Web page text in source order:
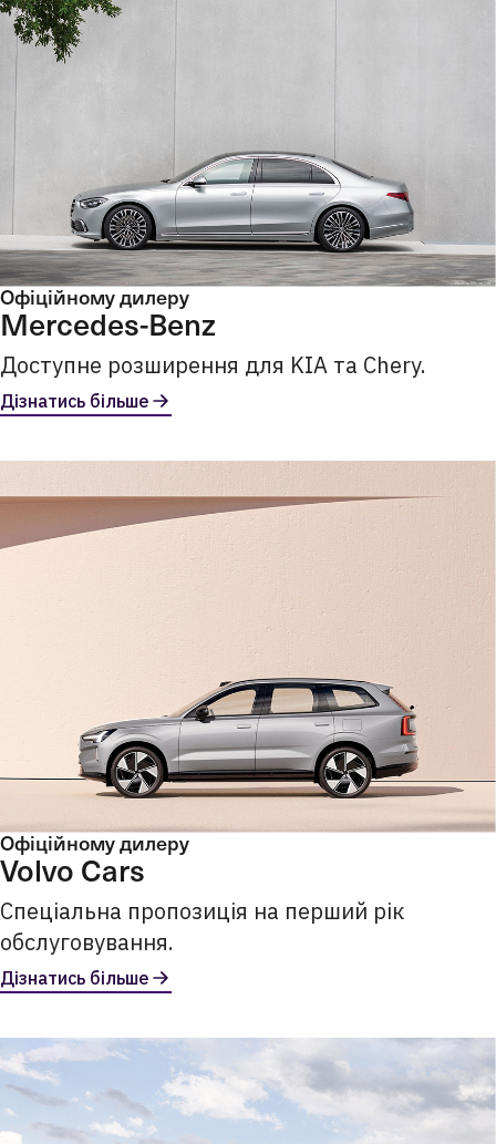
Офіційному дилеру
Mercedes-Benz
Доступне розширення для KIA та Chery.
Дізнатись більше
Офіційному дилеру
Volvo Cars
Спеціальна пропозиція на перший рік
обслуговування.
Дізнатись більше